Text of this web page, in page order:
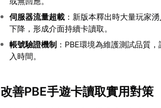
伺服器流量超載 ：新版本釋出時大量玩家
下降，形成介面持續卡讀取。
帳號驗證機制 ：PBE環境為維護測試品質
入時間。
改善PBE手遊卡讀取實用對策